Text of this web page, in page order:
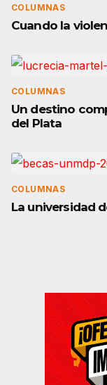
COLUMNAS
Cuando la
COLUMNAS
Un destino
del Plata
COLUMNAS
La universidad